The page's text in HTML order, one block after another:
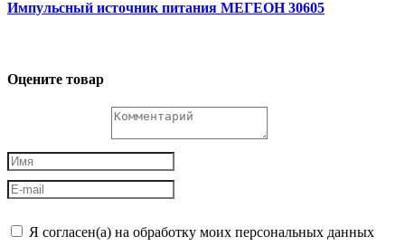
Импульсный источник питания МЕГЕОН 30605
Оцените товар
Я согласен(а) на обработку моих персональных данных